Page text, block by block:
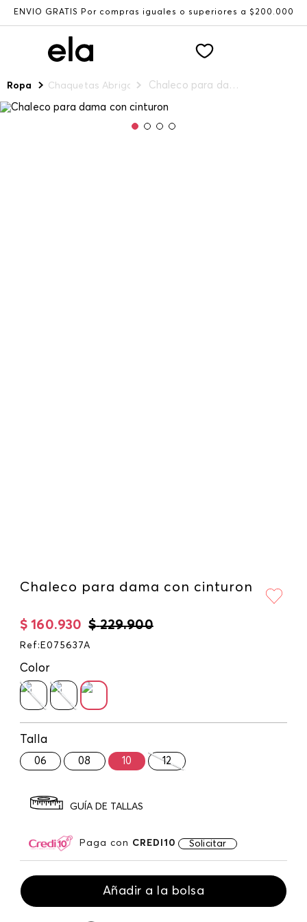
ENVÍO GRATIS Por compras iguales o superiores a $200.000
Ropa Chaquetas Abrigos y Chalecos Chaleco para dama con cinturon
Chaleco para dama con cinturon
$ 229.900
$ 160.930
Ref : E075637A
Color
Talla
06 08 10 12
GUÍA DE TALLAS
Paga con CREDI10 Solicitar
Añadir a la bolsa